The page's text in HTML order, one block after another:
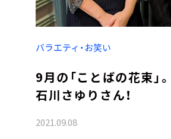
バラエティ・お笑い
9月の「ことばの花束」
石川さゆりさん！
2021.09.08